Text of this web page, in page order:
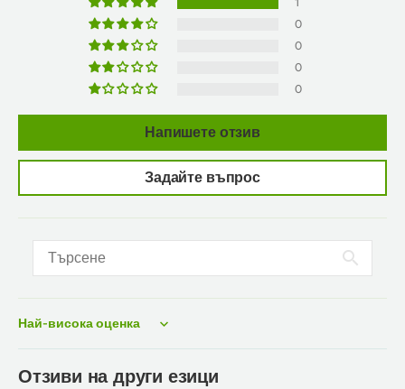
0
0
0
0
Напишете отзив
Задайте въпрос
Sort by
Отзиви на други езици